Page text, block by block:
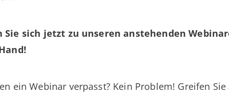
Sie sich jetzt zu unseren anstehenden
ein Webinar verpasst? Kein Problem! Greifen